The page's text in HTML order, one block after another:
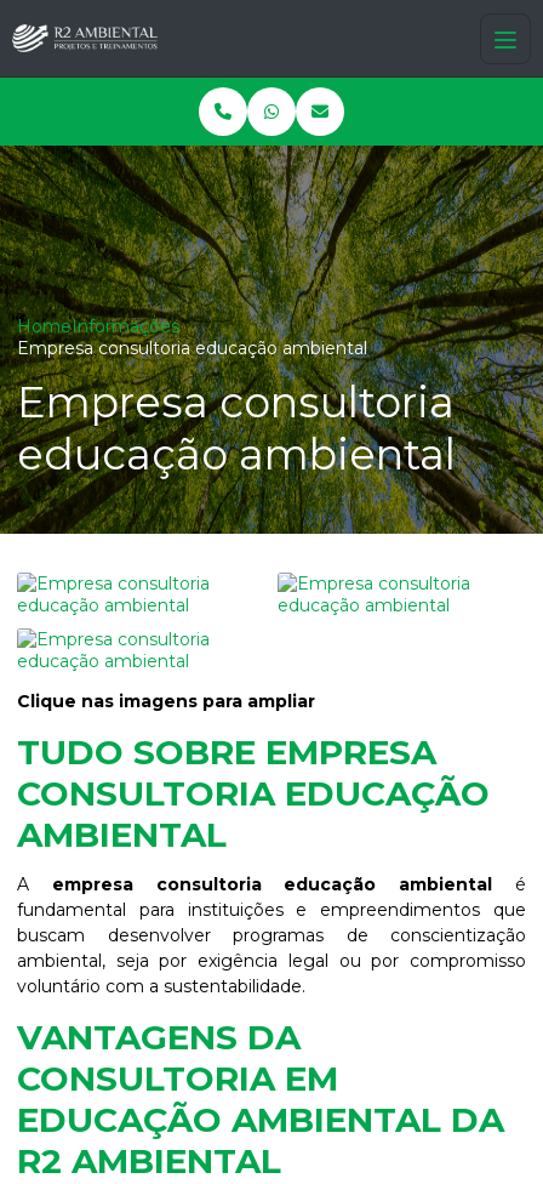
HomeInformações
Empresa consultoria educação ambiental
Empresa consultoria
educação ambiental
Clique nas imagens para ampliar
TUDO SOBRE EMPRESA
CONSULTORIA EDUCAÇÃO
AMBIENTAL
A empresa consultoria educação ambiental é
fundamental para instituições e empreendimentos que
buscam desenvolver programas de conscientização
ambiental, seja por exigência legal ou por compromisso
voluntário com a sustentabilidade.
VANTAGENS DA
CONSULTORIA EM
EDUCAÇÃO AMBIENTAL DA
R2 AMBIENTAL